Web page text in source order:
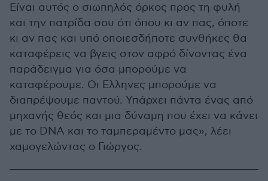
Είναι αυτός ο σιωπηλός όρκος προς τη φυλή
και την πατρίδα σου ότι όπου κι αν πας, όποτε
κι αν πας και υπό οποιεσδήποτε συνθήκες θα
καταφέρεις να βγεις στον αφρό δίνοντας ένα
παράδειγμα για όσα μπορούμε να
καταφέρουμε. Οι Ελληνες μπορούμε να
διαπρέψουμε παντού. Υπάρχει πάντα ένας από
μηχανής θεός και μια δύναμη που έχει να κάνει
με το DNA και το ταμπεραμέντο μας», λέει
χαμογελώντας ο Γιώργος.